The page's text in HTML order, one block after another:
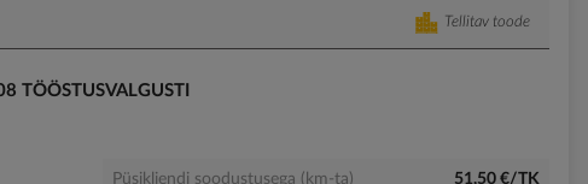
Tellitav toode
TÖÖSTUSVALGUSTI
Püsikliendi soodustusega (km-ta) 51,50 €/TK